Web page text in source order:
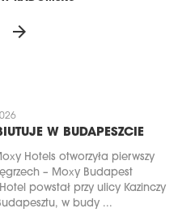
arrow_forward
W BUDAPESZCIE
Hotels otworzyła pierwszy
– Moxy Budapest
powstał przy ulicy Kazinczy
w budy ...